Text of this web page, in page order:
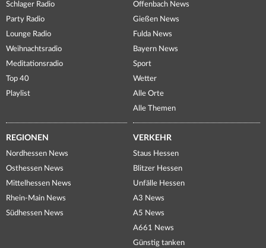
Schlager Radio
Party Radio
Lounge Radio
Weihnachtsradio
Meditationsradio
Top 40
Playlist
Offenbach News
Gießen News
Fulda News
Bayern News
Sport
Wetter
Alle Orte
Alle Themen
REGIONEN
Nordhessen News
Osthessen News
Mittelhessen News
Rhein-Main News
Südhessen News
VERKEHR
Staus Hessen
Blitzer Hessen
Unfälle Hessen
A3 News
A5 News
A661 News
Günstig tanken